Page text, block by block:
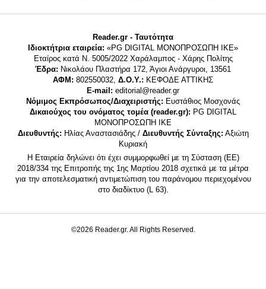
Reader.gr - Ταυτότητα
Ιδιοκτήτρια εταιρεία: «PG DIGITAL MONΟΠΡΟΣΩΠΗ ΙΚΕ»
Εταίρος κατά Ν. 5005/2022 Χαράλαμπος - Χάρης Πολίτης
Έδρα: Νικολάου Πλαστήρα 172, Άγιοι Ανάργυροι, 13561
ΑΦΜ: 802550032, Δ.Ο.Υ.: ΚΕΦΟΔΕ ΑΤΤΙΚΗΣ
E-mail: editorial@reader.gr
Νόμιμος Εκπρόσωπος/Διαχειριστής: Ευστάθιος Μοσχονάς
Δικαιούχος του ονόματος τομέα (reader.gr): PG DIGITAL
MONΟΠΡΟΣΩΠΗ ΙΚΕ
Διευθυντής: Ηλίας Αναστασιάδης / Διευθυντής Σύνταξης: Αξιώτη
Κυριακή
Η Εταιρεία δηλώνει ότι έχει συμμορφωθεί με τη Σύσταση (ΕΕ)
2018/334 της Επιτροπής της 1ης Μαρτίου 2018 σχετικά με τα μέτρα
για την αποτελεσματική αντιμετώπιση του παράνομου περιεχομένου
στο διαδίκτυο (L 63).
©2026 Reader.gr. All Rights Reserved.